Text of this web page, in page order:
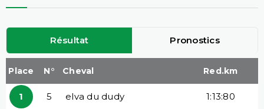
Résultat Pronostics
Place N° Cheval Red.km
1 5 elva du dudy 1:13:80